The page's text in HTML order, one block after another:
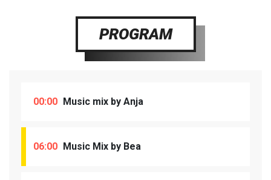
PROGRAM
00:00 Music mix by Anja
06:00 Music Mix by Bea